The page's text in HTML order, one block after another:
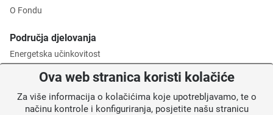
O Fondu
Područja djelovanja
Energetska učinkovitost
Posredničko tijelo razine 2
Ova web stranica koristi kolačiće
Za više informacija o kolačićima koje upotrebljavamo, te o
načinu kontrole i konfiguriranja, posjetite našu stranicu